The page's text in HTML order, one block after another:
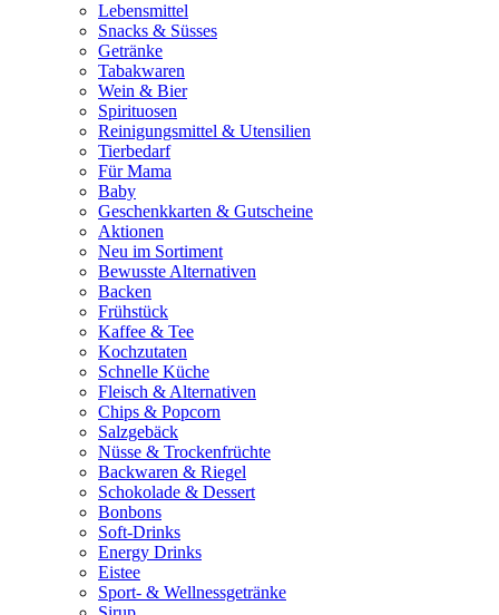
Lebensmittel
Snacks & Süsses
Getränke
Tabakwaren
Wein & Bier
Spirituosen
Reinigungsmittel & Utensilien
Tierbedarf
Für Mama
Baby
Geschenkkarten & Gutscheine
Aktionen
Neu im Sortiment
Bewusste Alternativen
Backen
Frühstück
Kaffee & Tee
Kochzutaten
Schnelle Küche
Fleisch & Alternativen
Chips & Popcorn
Salzgebäck
Nüsse & Trockenfrüchte
Backwaren & Riegel
Schokolade & Dessert
Bonbons
Soft-Drinks
Energy Drinks
Eistee
Sport- & Wellnessgetränke